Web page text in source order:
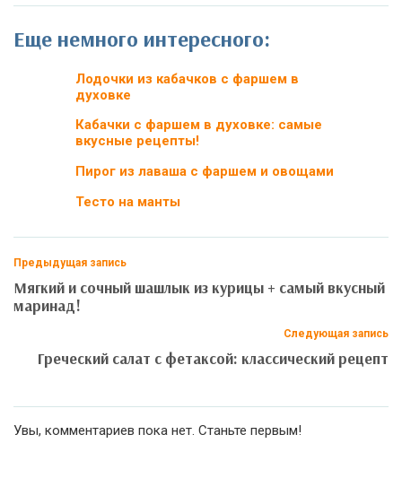
Еще немного интересного:
Лодочки из кабачков с фаршем в
духовке
Кабачки с фаршем в духовке: самые
вкусные рецепты!
Пирог из лаваша с фаршем и овощами
Тесто на манты
Предыдущая запись
Мягкий и сочный шашлык из курицы + самый вкусный
маринад!
Следующая запись
Греческий салат с фетаксой: классический рецепт
Увы, комментариев пока нет. Станьте первым!